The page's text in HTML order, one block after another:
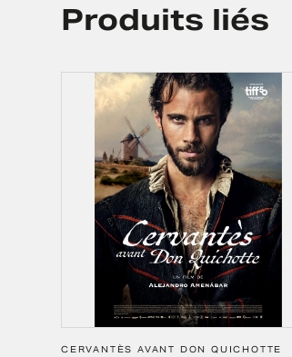
Produits liés
CERVANTÈS AVANT DON QUICHOTTE